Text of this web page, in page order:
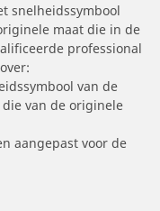
snelheidssymbool
maat die in de
professional
van de
van de originele
aangepast voor de